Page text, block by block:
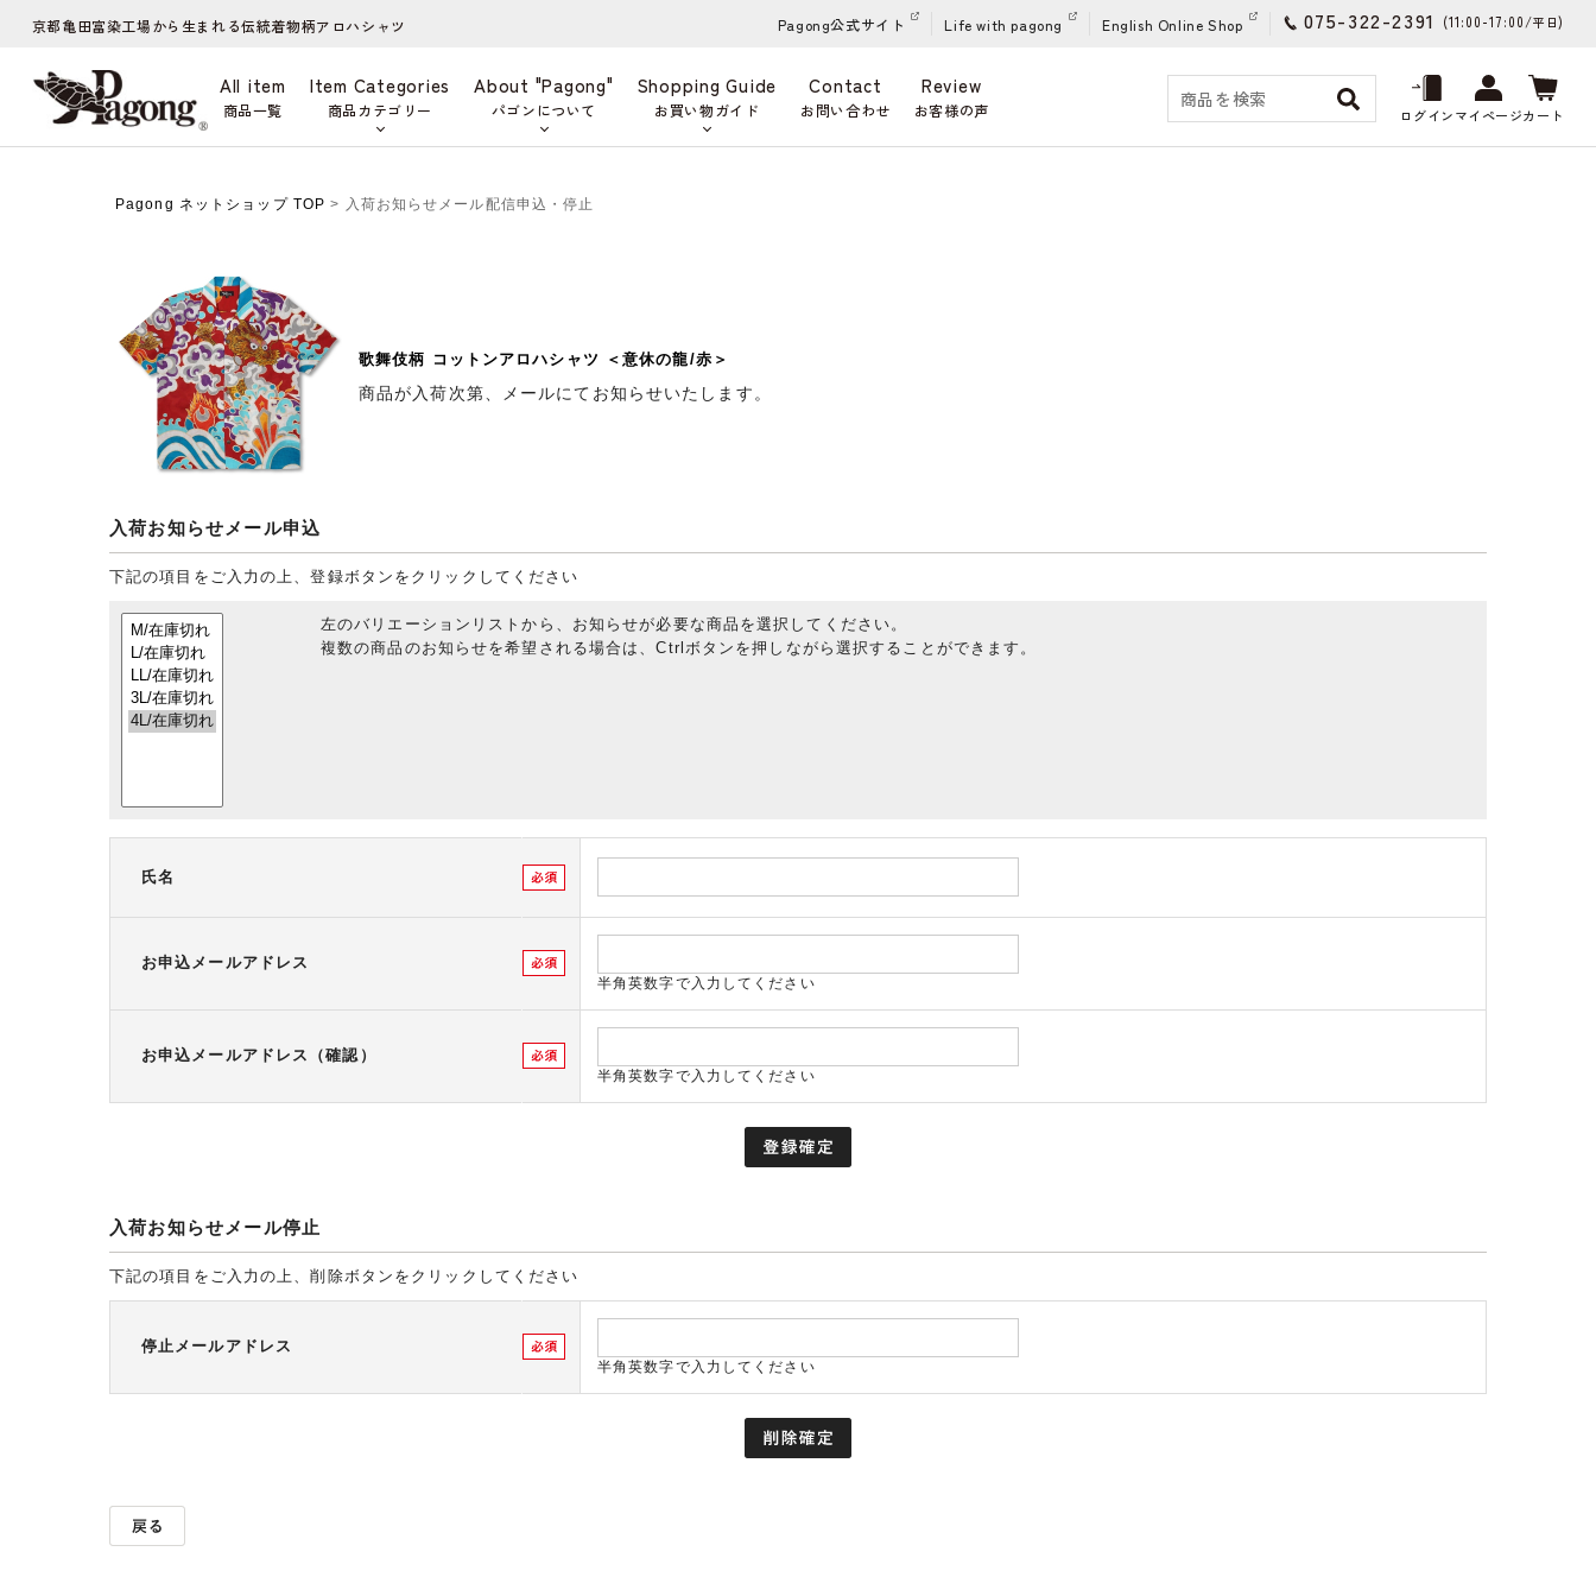
京都亀田富染工場から生まれる伝統着物柄アロハシャツ Pagong公式サイト Life with pagong English Online Shop 075-322-2391 (11:00-17:00/平日)
All item
商品一覧
Item Categories
商品カテゴリー
About "Pagong"
パゴンについて
Shopping Guide
お買い物ガイド
Contact
お問い合わせ
Review
お客様の声 ログインマイページカート
Pagong ネットショップ TOP > 入荷お知らせメール配信申込・停止
歌舞伎柄 コットンアロハシャツ ＜意休の龍/赤＞
商品が入荷次第、メールにてお知らせいたします。
入荷お知らせメール申込
下記の項目をご入力の上、登録ボタンをクリックしてください
左のバリエーションリストから、お知らせが必要な商品を選択してください。
複数の商品のお知らせを希望される場合は、Ctrlボタンを押しながら選択することができます。
氏名
お申込メールアドレス
半角英数字で入力してください
お申込メールアドレス（確認）
半角英数字で入力してください
入荷お知らせメール停止
下記の項目をご入力の上、削除ボタンをクリックしてください
停止メールアドレス
半角英数字で入力してください